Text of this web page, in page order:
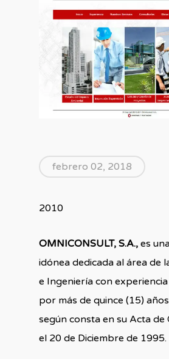
febrero 02, 2018
2010
OMNICONSULT, S.A., es
idónea dedicada al área de
e Ingeniería con
por más de quince (15)
según consta en su Acta de
el 20 de Diciembre de 1995.